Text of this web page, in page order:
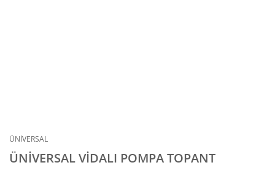
ÜNİVERSAL
ÜNİVERSAL VİDALI POMPA TOPANT